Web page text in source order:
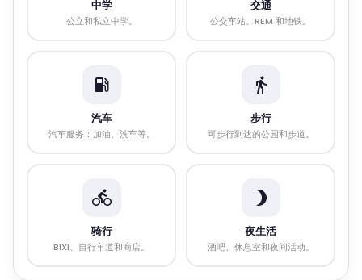
中学
公立和私立中学。
交通
公交车站、REM 和地铁。
汽车
汽车服务：加油、洗车等。
步行
可步行到达的公园和步道。
骑行
BIXI、自行车道和商店。
夜生活
酒吧、休息室和夜间活动。